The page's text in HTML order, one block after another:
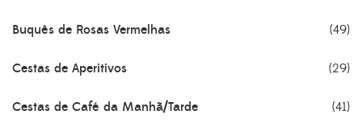
Buquês de Rosas Vermelhas (49)
Cestas de Aperitivos (29)
Cestas de Café da Manhã/Tarde (41)